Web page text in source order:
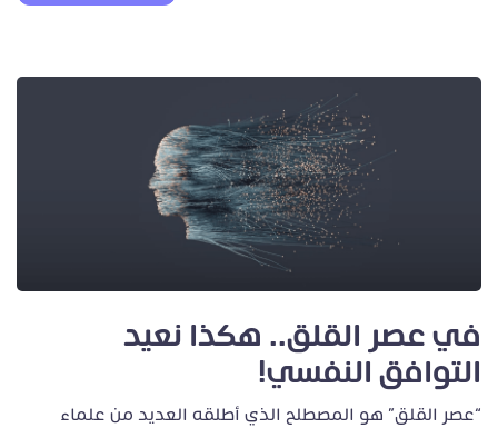
في عصر القلق.. هكذا نعيد
التوافق النفسي!
“عصر القلق” هو المصطلح الذي أطلقه العديد من علماء